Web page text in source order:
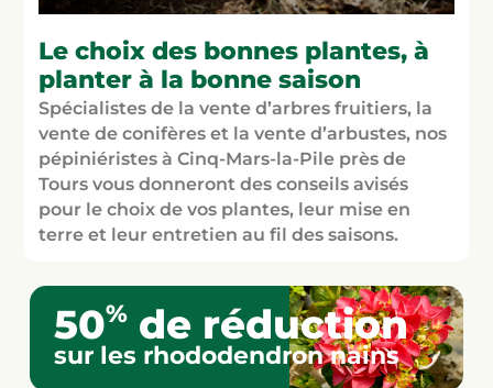
Le choix des bonnes plantes, à
planter à la bonne saison
Spécialistes de la vente d’arbres fruitiers, la
vente de conifères et la vente d’arbustes, nos
pépiniéristes à Cinq-Mars-la-Pile près de
Tours vous donneront des conseils avisés
pour le choix de vos plantes, leur mise en
terre et leur entretien au fil des saisons.
50% de réduction
sur les rhododendron nains